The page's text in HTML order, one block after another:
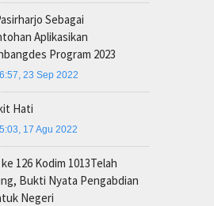
Sebagai
Aplikasikan
Program 2023
23 Sep 2022
Hati
17 Agu 2022
126 Kodim 1013Telah
Bukti Nyata Pengabdian
Negeri